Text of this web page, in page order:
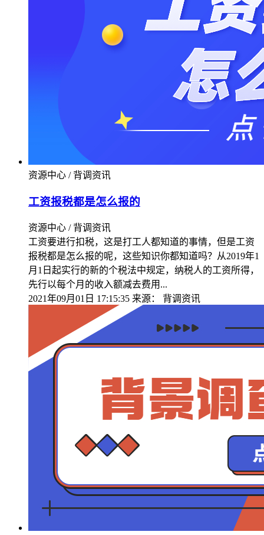
资源中心 / 背调资讯
工资报税都是怎么报的
资源中心 / 背调资讯
工资要进行扣税，这是打工人都知道的事情，但是工资
报税都是怎么报的呢，这些知识你都知道吗？从2019年1
月1日起实行的新的个税法中规定，纳税人的工资所得，
先行以每个月的收入额减去费用...
2021年09月01日 17:15:35 来源： 背调资讯